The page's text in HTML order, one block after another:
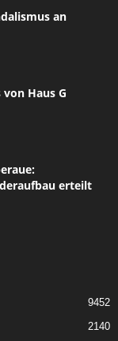
an
Haus G
erteilt
9452
2140